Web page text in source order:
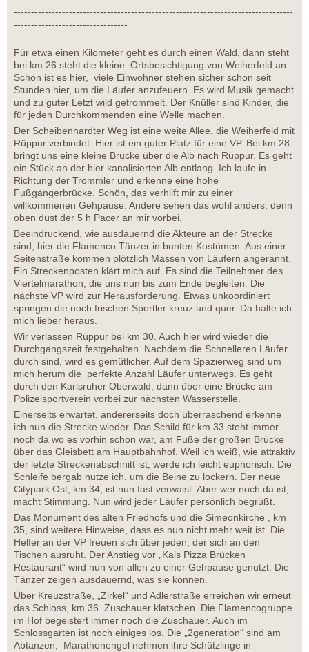
---------------------------------------------------------------------------------
---------------------------------
Für etwa einen Kilometer geht es durch einen Wald, dann steht
bei km 26 steht die kleine Ortsbesichtigung von Weiherfeld an.
Schön ist es hier, viele Einwohner stehen sicher schon seit
Stunden hier, um die Läufer anzufeuern. Es wird Musik gemacht
und zu guter Letzt wild getrommelt. Der Knüller sind Kinder, die
für jeden Durchkommenden eine Welle machen.
Der Scheibenhardter Weg ist eine weite Allee, die Weiherfeld mit
Rüppur verbindet. Hier ist ein guter Platz für eine VP. Bei km 28
bringt uns eine kleine Brücke über die Alb nach Rüppur. Es geht
ein Stück an der hier kanalisierten Alb entlang. Ich laufe in
Richtung der Trommler und erkenne eine hohe
Fußgängerbrücke. Schön, das verhilft mir zu einer
willkommenen Gehpause. Andere sehen das wohl anders, denn
oben düst der 5 h Pacer an mir vorbei.
Beeindruckend, wie ausdauernd die Akteure an der Strecke
sind, hier die Flamenco Tänzer in bunten Kostümen. Aus einer
Seitenstraße kommen plötzlich Massen von Läufern angerannt.
Ein Streckenposten klärt mich auf. Es sind die Teilnehmer des
Viertelmarathon, die uns nun bis zum Ende begleiten. Die
nächste VP wird zur Herausforderung. Etwas unkoordiniert
springen die noch frischen Sportler kreuz und quer. Da halte ich
mich lieber heraus.
Wir verlassen Rüppur bei km 30. Auch hier wird wieder die
Durchgangszeit festgehalten. Nachdem die Schnelleren Läufer
durch sind, wird es gemütlicher. Auf dem Spazierweg sind um
mich herum die perfekte Anzahl Läufer unterwegs. Es geht
durch den Karlsruher Oberwald, dann über eine Brücke am
Polizeisportverein vorbei zur nächsten Wasserstelle.
Einerseits erwartet, andererseits doch überraschend erkenne
ich nun die Strecke wieder. Das Schild für km 33 steht immer
noch da wo es vorhin schon war, am Fuße der großen Brücke
über das Gleisbett am Hauptbahnhof. Weil ich weiß, wie attraktiv
der letzte Streckenabschnitt ist, werde ich leicht euphorisch. Die
Schleife bergab nutze ich, um die Beine zu lockern. Der neue
Citypark Ost, km 34, ist nun fast verwaist. Aber wer noch da ist,
macht Stimmung. Nun wird jeder Läufer persönlich begrüßt.
Das Monument des alten Friedhofs und die Simeonkirche , km
35, sind weitere Hinweise, dass es nun nicht mehr weit ist. Die
Helfer an der VP freuen sich über jeden, der sich an den
Tischen ausruht. Der Anstieg vor „Kais Pizza Brücken
Restaurant“ wird nun von allen zu einer Gehpause genutzt. Die
Tänzer zeigen ausdauernd, was sie können.
Über Kreuzstraße, „Zirkel“ und Adlerstraße erreichen wir erneut
das Schloss, km 36. Zuschauer klatschen. Die Flamencogruppe
im Hof begeistert immer noch die Zuschauer. Auch im
Schlossgarten ist noch einiges los. Die „2generation“ sind am
Abtanzen, Marathonengel nehmen ihre Schützlinge in